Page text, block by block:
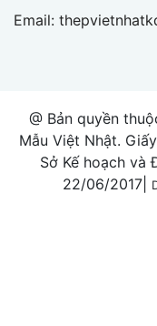
Email:
@ Bản quyền
Mẫu Việt Nhật.
Sở Kế hoạch và
22/06/2017|